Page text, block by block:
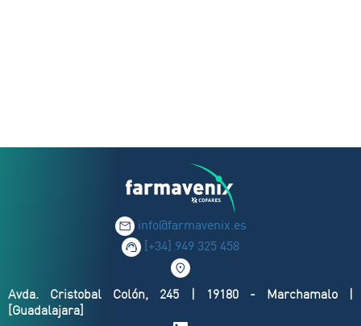
info@farmavenix.es
[+34] 949 325 458
Avda. Cristobal Colón, 245 | 19180 - Marchamalo |
[Guadalajara]